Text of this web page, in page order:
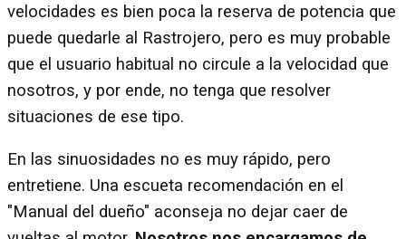
velocidades es bien poca la reserva de potencia que
puede quedarle al Rastrojero, pero es muy probable
que el usuario habitual no circule a la velocidad que
nosotros, y por ende, no tenga que resolver
situaciones de ese tipo.
En las sinuosidades no es muy rápido, pero
entretiene. Una escueta recomendación en el
"Manual del dueño" aconseja no dejar caer de